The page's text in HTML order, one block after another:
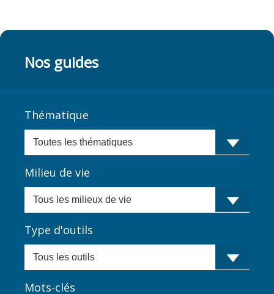
Nos guides
Thématique
Milieu de vie
Type d'outils
Mots-clés